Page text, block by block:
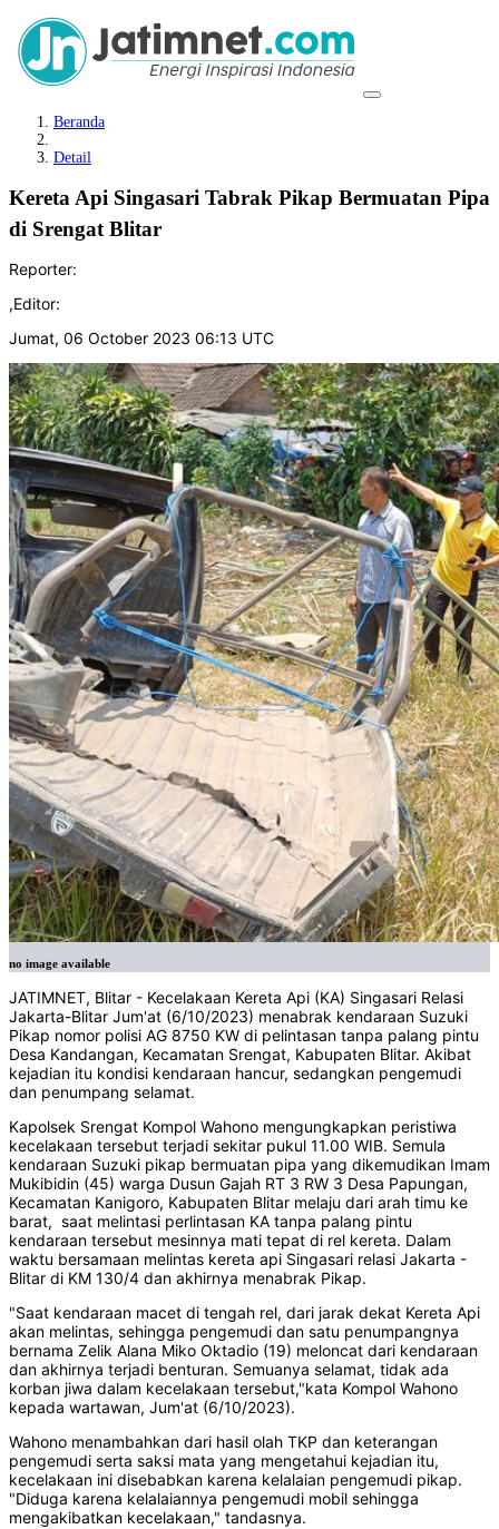
Beranda
Detail
Kereta Api Singasari Tabrak Pikap Bermuatan Pipa
di Srengat Blitar
Reporter:
,Editor:
Jumat, 06 October 2023 06:13 UTC
no image available
JATIMNET, Blitar - Kecelakaan Kereta Api (KA) Singasari Relasi
Jakarta-Blitar Jum'at (6/10/2023) menabrak kendaraan Suzuki
Pikap nomor polisi AG 8750 KW di pelintasan tanpa palang pintu
Desa Kandangan, Kecamatan Srengat, Kabupaten Blitar. Akibat
kejadian itu kondisi kendaraan hancur, sedangkan pengemudi
dan penumpang selamat.
Kapolsek Srengat Kompol Wahono mengungkapkan peristiwa
kecelakaan tersebut terjadi sekitar pukul 11.00 WIB. Semula
kendaraan Suzuki pikap bermuatan pipa yang dikemudikan Imam
Mukibidin (45) warga Dusun Gajah RT 3 RW 3 Desa Papungan,
Kecamatan Kanigoro, Kabupaten Blitar melaju dari arah timu ke
barat, saat melintasi perlintasan KA tanpa palang pintu
kendaraan tersebut mesinnya mati tepat di rel kereta. Dalam
waktu bersamaan melintas kereta api Singasari relasi Jakarta -
Blitar di KM 130/4 dan akhirnya menabrak Pikap.
"Saat kendaraan macet di tengah rel, dari jarak dekat Kereta Api
akan melintas, sehingga pengemudi dan satu penumpangnya
bernama Zelik Alana Miko Oktadio (19) meloncat dari kendaraan
dan akhirnya terjadi benturan. Semuanya selamat, tidak ada
korban jiwa dalam kecelakaan tersebut,"kata Kompol Wahono
kepada wartawan, Jum'at (6/10/2023).
Wahono menambahkan dari hasil olah TKP dan keterangan
pengemudi serta saksi mata yang mengetahui kejadian itu,
kecelakaan ini disebabkan karena kelalaian pengemudi pikap.
"Diduga karena kelalaiannya pengemudi mobil sehingga
mengakibatkan kecelakaan," tandasnya.